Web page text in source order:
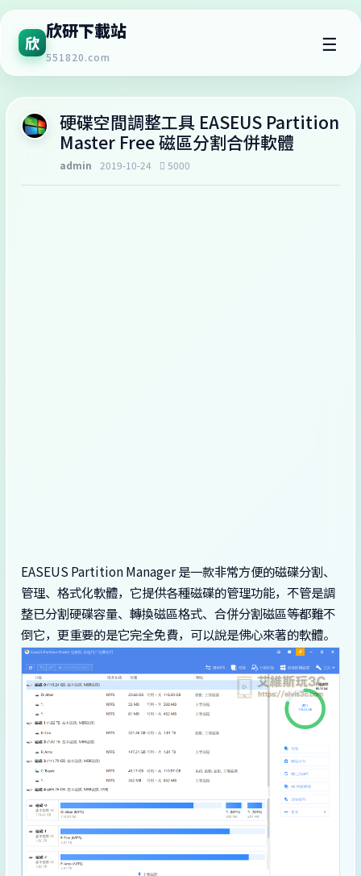
欣
欣研下載站
551820.com
☰
硬碟空間調整工具 EASEUS Partition
Master Free 磁區分割合併軟體
admin 2019-10-24 5000
EASEUS Partition Manager 是一款非常方便的磁碟分割、
管理、格式化軟體，它提供各種磁碟的管理功能，不管是調
整已分割硬碟容量、轉換磁區格式、合併分割磁區等都難不
倒它，更重要的是它完全免費，可以說是佛心來著的軟體。